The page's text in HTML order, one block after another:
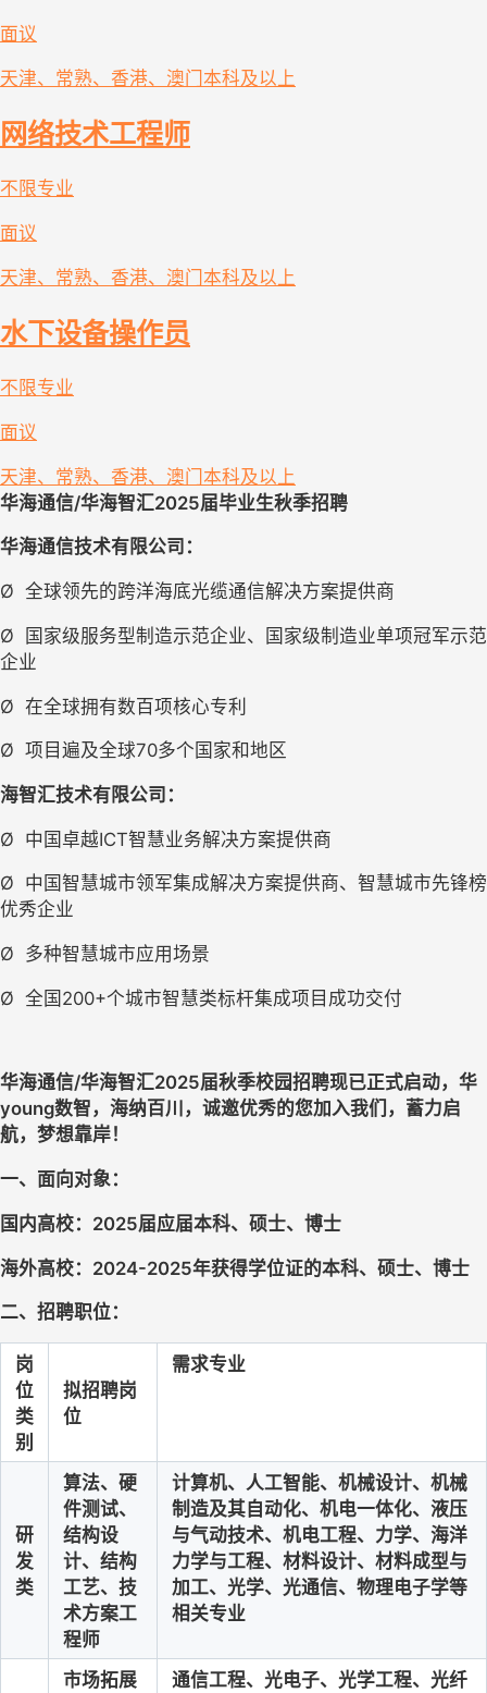
面议
天津、常熟、香港、澳门本科及以上
网络技术工程师
不限专业
面议
天津、常熟、香港、澳门本科及以上
水下设备操作员
不限专业
面议
天津、常熟、香港、澳门本科及以上
华海通信/华海智汇2025届毕业生秋季招聘
华海通信技术有限公司：
Ø 全球领先的跨洋海底光缆通信解决方案提供商
Ø
国家级服务型制造示范企业、国家级制造业单项冠军示范
企业
Ø 在全球拥有数百项核心专利
Ø 项目遍及全球70多个国家和地区
海智汇技术有限公司：
Ø 中国卓越ICT智慧业务解决方案提供商
Ø 中国智慧城市领军集成解决方案提供商、智慧城市先锋榜
优秀企业
Ø 多种智慧城市应用场景
Ø 全国200+个城市智慧类标杆集成项目成功交付
华海通信/华海智汇2025届秋季校园招聘现已正式启动， 华
young数智，海纳百川，诚邀优秀的您加入我们，蓄力启
航，梦想靠岸！
一、面向对象：
国内高校：2025届应届本科、硕士、博士
海外高校：2024-2025年获得学位证的本科、硕士、博士
二、招聘职位：
岗
位
类
别
拟招聘岗
位
需求专业
研
发
类
算法、硬
件测试、
结构设
计、结构
工艺、技
术方案工
程师
计算机、人工智能、机械设计、机械
制造及其自动化、机电一体化、液压
与气动技术、机电工程、力学、海洋
力学与工程、材料设计、材料成型与
加工、光学、光通信、物理电子学等
相关专业
市场拓展
通信工程、光电子、光学工程、光纤